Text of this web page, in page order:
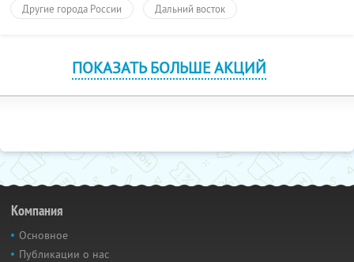
Другие города России Дальний восток
ПОКАЗАТЬ БОЛЬШЕ АКЦИЙ
Компания
Основное
Публикации о нас